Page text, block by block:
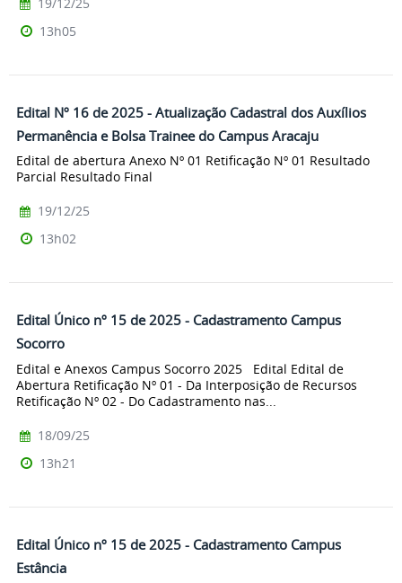
13h05
Edital Nº 16 de 2025 - Atualização Cadastral dos Auxílios
Permanência e Bolsa Trainee do Campus Aracaju
Edital de abertura Anexo Nº 01 Retificação Nº 01 Resultado
Parcial Resultado Final
19/12/25
13h02
Edital Único nº 15 de 2025 - Cadastramento Campus
Socorro
Edital e Anexos Campus Socorro 2025 Edital Edital de
Abertura Retificação Nº 01 - Da Interposição de Recursos
Retificação Nº 02 - Do Cadastramento nas...
18/09/25
13h21
Edital Único nº 15 de 2025 - Cadastramento Campus
Estância